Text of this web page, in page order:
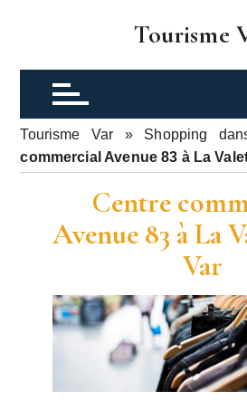
r
a
u
Tourisme
Tourisme Var » Shopping
commercial Avenue 83 à La
Centre
Avenue 83 à La
Var